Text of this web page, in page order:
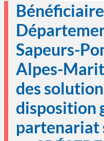
Sapeurs-
Alpes-
des
disposition
partenariat